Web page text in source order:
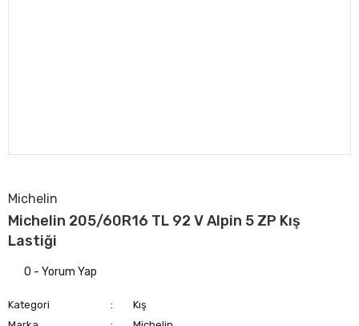
Michelin
Michelin 205/60R16 TL 92 V Alpin 5 ZP Kış
Lastiği
0 - Yorum Yap
Kategori
Kış